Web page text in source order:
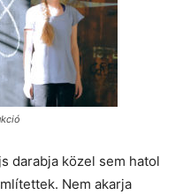
darabja közel sem hatol
Nem akarja